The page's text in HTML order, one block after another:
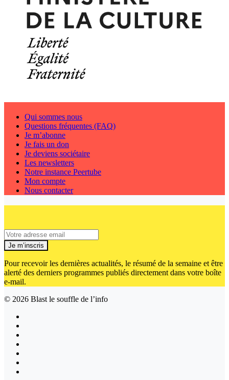
Qui sommes nous
Questions fréquentes (FAQ)
Je m’abonne
Je fais un don
Je deviens sociétaire
Les newsletters
Notre instance Peertube
Mon compte
Nous contacter
Je m’inscris
Pour recevoir les dernières actualités, le résumé de la semaine et être
alerté des derniers programmes publiés directement dans votre boîte
e-mail.
© 2026 Blast le souffle de l’info